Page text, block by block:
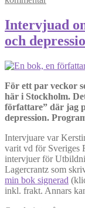
Intervjuad
och
För ett par veckor
här i Stockholm.
författare” där jag
depression.
Intervjuare var
varit vd för Sveriges
intervjuer för
Lagercrantz som
min bok signerad
inkl. frakt. Annars